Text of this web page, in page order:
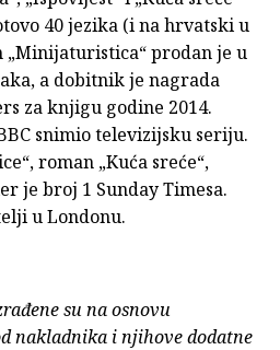
40 jezika (i na hrvatski u
„Minijaturistica“ prodan je u
a dobitnik je nagrada
za knjigu godine 2014.
snimio televizijsku seriju.
roman „Kuća sreće“,
je broj 1 Sunday Timesa.
u Londonu.
su na osnovu
nakladnika i njihove dodatne